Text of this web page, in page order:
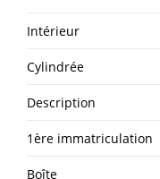
Intérieur
Cylindrée
Description
1ère immatriculation
Boîte